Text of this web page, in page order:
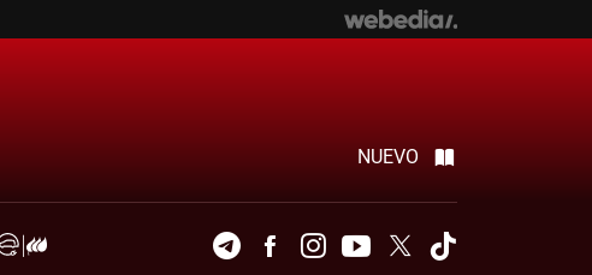
NUEVO
TelegramFacebookInstagramYoutubeTwitter